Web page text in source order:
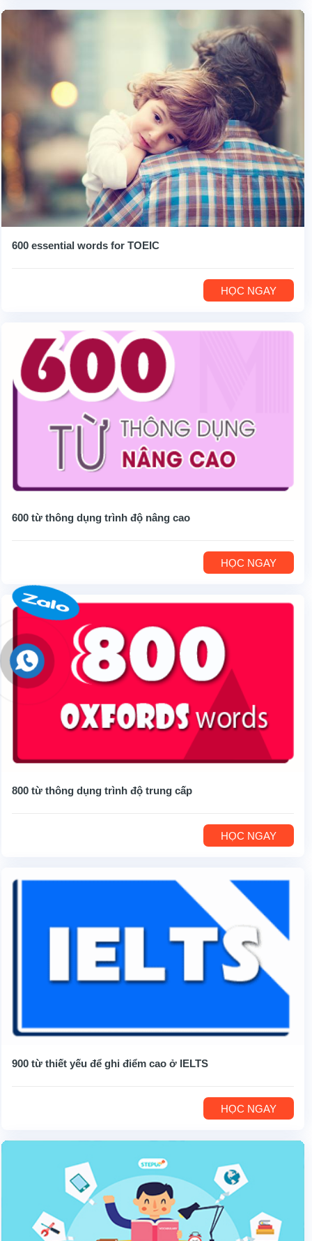
600 essential words for TOEIC
HỌC NGAY
600 từ thông dụng trình độ nâng cao
HỌC NGAY
800 từ thông dụng trình độ trung cấp
HỌC NGAY
900 từ thiết yếu để ghi điểm cao ở IELTS
HỌC NGAY